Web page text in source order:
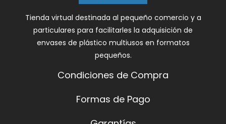
Tienda virtual destinada al pequeño comercio y a
particulares para facilitarles la adquisición de
envases de plástico multiusos en formatos
pequeños.
Condiciones de Compra
Formas de Pago